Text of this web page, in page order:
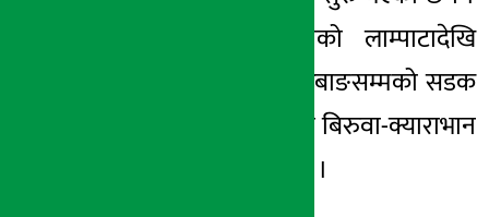
मङ्गला गाउँपालिकाको लाम्पाटादेखि
मालिकाको केन्द्र दरबाङसम्मको सडक
निर्माणको जिम्मेवारी बिरुवा-क्याराभान
जेभीले लिएको थियो ।